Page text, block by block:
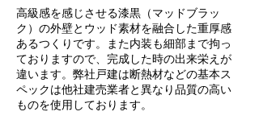
高級感を感じさせる漆黒（マッドブラッ
ク）の外壁とウッド素材を融合した重厚感
あるつくりです。また内装も細部まで拘っ
ておりますので、完成した時の出来栄えが
違います。 弊社戸建は断熱材などの基本ス
ペックは他社建売業者と異なり品質の高い
ものを使用しております。